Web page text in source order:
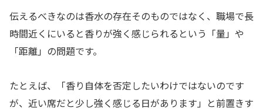
伝えるべきなのは香水の存在そのものではなく、職場で長
時間近くにいると香りが強く感じられるという「量」や
「距離」の問題です。
たとえば、「香り自体を否定したいわけではないのです
が、近い席だと少し強く感じる日があります」と前置きす